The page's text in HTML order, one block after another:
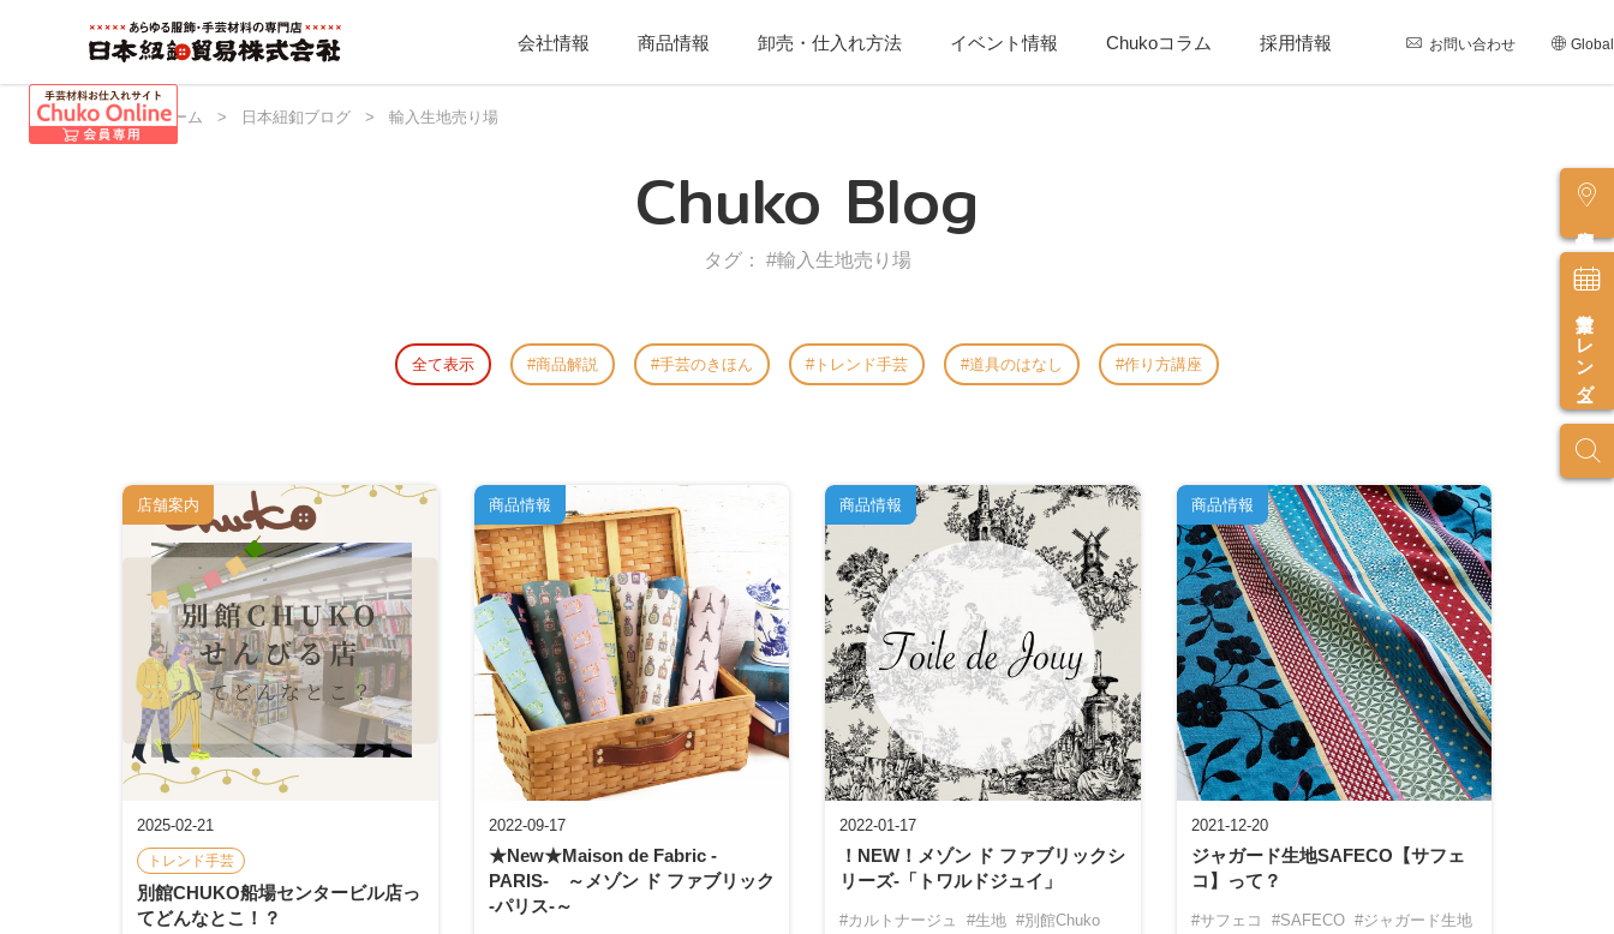
会社情報 商品情報 卸売・仕入れ方法 イベント情報 Chukoコラム 採用情報 お問い合わせ Global
営業カレンダー
日本紐釦 ホーム > 日本紐釦ブログ > 輸入生地売り場
Chuko Blog
タグ： #輸入生地売り場
全て表示 商品解説 手芸のきほん トレンド手芸 道具のはなし 作り方講座
2025-02-21
トレンド手芸
別館CHUKO船場センタービル店っ
てどんなとこ！？
店舗案内
2022-09-17
★New★Maison de Fabric -
PARIS- ～メゾン ド ファブリック
-パリス-～
商品情報
2022-01-17
！NEW！メゾン ド ファブリックシ
リーズ-「トワルドジュイ」
#カルトナージュ #生地 #別館Chuko
商品情報
2021-12-20
ジャガード生地SAFECO【サフェ
コ】って？
#サフェコ #SAFECO #ジャガード生地
商品情報